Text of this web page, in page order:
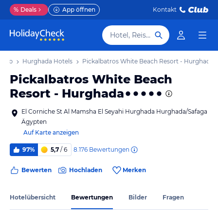
% Deals App öffnen Kontakt
Hotel, Reiseziel
Hurghada Hotels Pickalbatros White Beach Resort - Hurghada
Pickalbatros White Beach
Resort - Hurghada
El Corniche St Al Mamsha El Seyahi Hurghada Hurghada/Safaga
Ägypten
Auf Karte anzeigen
97% 5,7 / 6 8.176 Bewertungen
Bewerten Hochladen Merken
Hotelübersicht Bewertungen Bilder Fragen